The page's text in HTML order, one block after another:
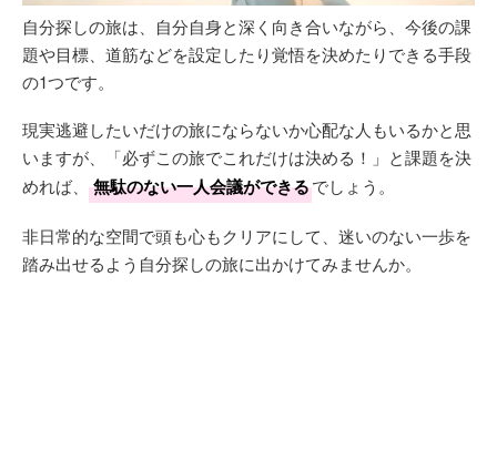
自分探しの旅は、自分自身と深く向き合いながら、今後の課
題や目標、道筋などを設定したり覚悟を決めたりできる手段
の1つです。
現実逃避したいだけの旅にならないか心配な人もいるかと思
いますが、「必ずこの旅でこれだけは決める！」と課題を決
めれば、
無駄のない一人会議ができるでしょう。
非日常的な空間で頭も心もクリアにして、迷いのない一歩を
踏み出せるよう自分探しの旅に出かけてみませんか。